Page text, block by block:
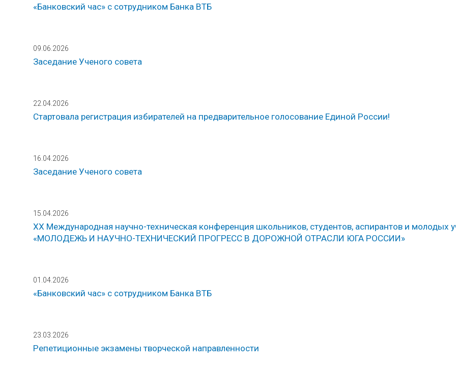
«Банковский час» с сотрудником Банка ВТБ
09.06.2026
Заседание Ученого совета
22.04.2026
Стартовала регистрация избирателей на предварительное голосование Единой России!
16.04.2026
Заседание Ученого совета
15.04.2026
ХХ Международная научно-техническая конференция школьников, студентов, аспирантов и молодых
«МОЛОДЕЖЬ И НАУЧНО-ТЕХНИЧЕСКИЙ ПРОГРЕСС В ДОРОЖНОЙ ОТРАСЛИ ЮГА РОССИИ»
01.04.2026
«Банковский час» с сотрудником Банка ВТБ
23.03.2026
Репетиционные экзамены творческой направленности